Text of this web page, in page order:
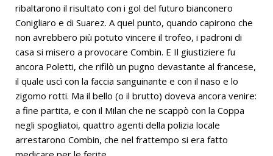
ribaltarono il risultato con i gol del futuro bianconero
Conigliaro e di Suarez. A quel punto, quando capirono che
non avrebbero più potuto vincere il trofeo, i padroni di
casa si misero a provocare Combin. E Il giustiziere fu
ancora Poletti, che rifilò un pugno devastante al francese,
il quale uscì con la faccia sanguinante e con il naso e lo
zigomo rotti. Ma il bello (o il brutto) doveva ancora venire:
a fine partita, e con il Milan che ne scappò con la Coppa
negli spogliatoi, quattro agenti della polizia locale
arrestarono Combin, che nel frattempo si era fatto